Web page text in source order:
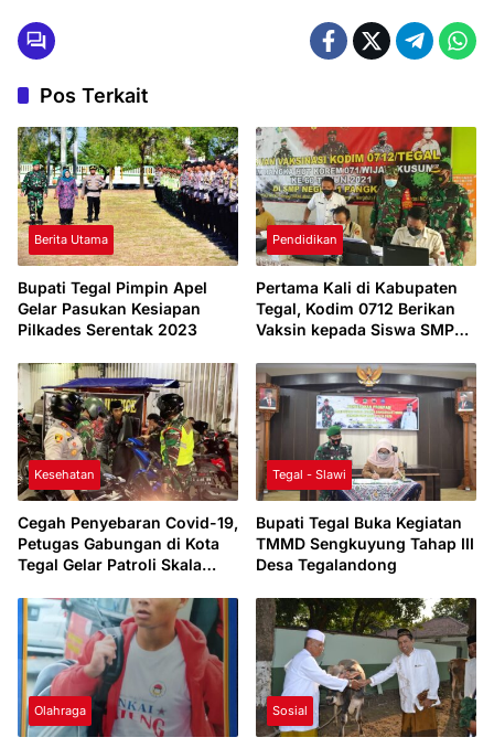
Pos Terkait
Berita Utama
Bupati Tegal Pimpin Apel
Gelar Pasukan Kesiapan
Pilkades Serentak 2023
Pendidikan
Pertama Kali di Kabupaten
Tegal, Kodim 0712 Berikan
Vaksin kepada Siswa SMP
Kesehatan
Cegah Penyebaran Covid-19,
Petugas Gabungan di Kota
Tegal Gelar Patroli Skala
Tegal - Slawi
Bupati Tegal Buka Kegiatan
TMMD Sengkuyung Tahap III
Desa Tegalandong
Olahraga Sosial